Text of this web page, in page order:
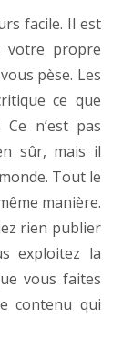
facile. Il est
votre propre
pèse. Les
ce que
n’est pas
sûr, mais il
Tout le
manière.
rien publier
exploitez la
vous faites
contenu qui